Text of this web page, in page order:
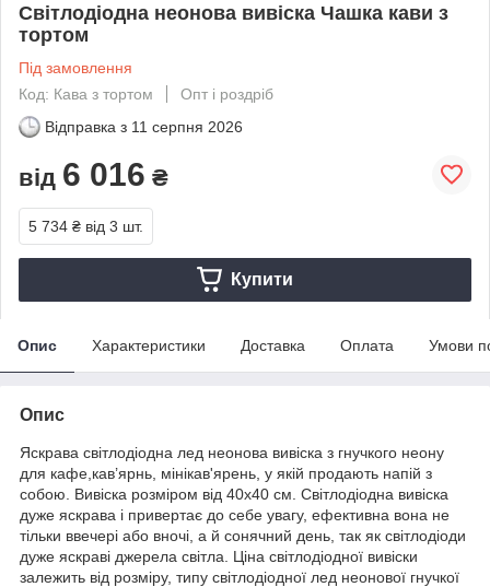
Світлодіодна неонова вивіска Чашка кави з
тортом
Під замовлення
Код: Кава з тортом
Опт і роздріб
Відправка з 11 серпня 2026
від 6 016 ₴
5 734 ₴ від 3 шт.
Купити
Опис Характеристики Доставка Оплата Умови
Опис
Яскрава світлодіодна лед неонова вивіска з гнучкого неону
для кафе,кав’ярнь, мінікав'ярень, у якій продають напій з
собою. Вивіска розміром від 40х40 см. Світлодіодна вивіска
дуже яскрава і привертає до себе увагу, ефективна вона не
тільки ввечері або вночі, а й сонячний день, так як світлодіоди
дуже яскраві джерела світла. Ціна світлодіодної вивіски
залежить від розміру, типу світлодіодної лед неонової гнучкої